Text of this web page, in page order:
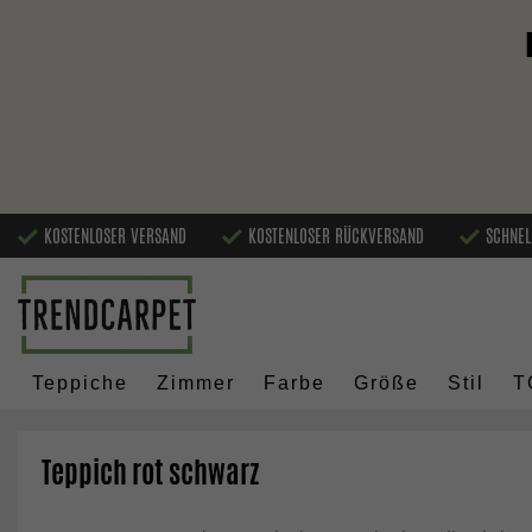
KOSTENLOSER VERSAND KOSTENLOSER RÜCKVERSAND
Teppiche Zimmer Farbe Größe Stil
Teppich rot schwarz